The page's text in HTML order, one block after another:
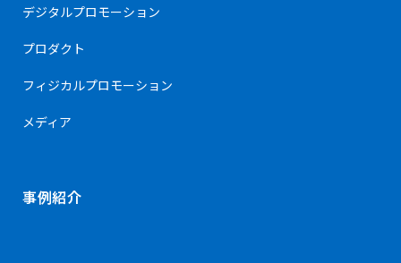
デジタルプロモーション
プロダクト
フィジカルプロモーション
メディア
事例紹介